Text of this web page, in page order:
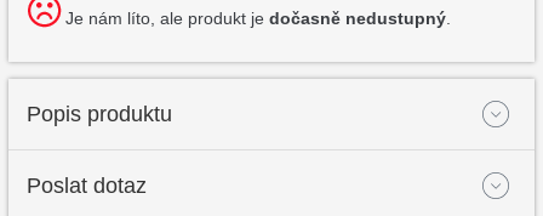
Je nám líto, ale produkt je dočasně nedustupný.
Popis produktu
Poslat dotaz